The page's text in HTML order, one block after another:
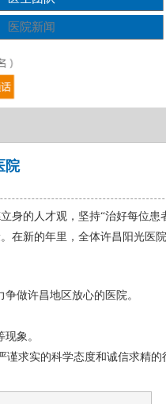
医院新闻
院
的人才观，坚持“治好每位患
在新的年里，全体许昌阳光医
做许昌地区放心的医院。
象。
求实的科学态度和诚信求精的